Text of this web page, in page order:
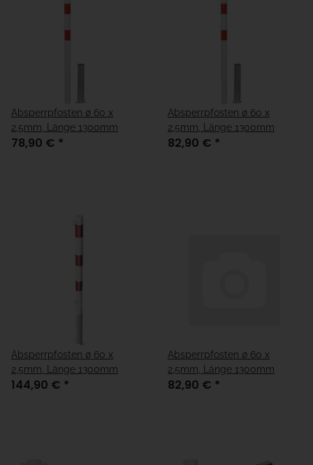
Absperrpfosten ø 60 x
2,5mm, Länge 1300mm
78,90 € *
Absperrpfosten ø 60 x
2,5mm, Länge 1300mm
82,90 € *
Absperrpfosten ø 60 x
2,5mm, Länge 1300mm
144,90 € *
Absperrpfosten ø 60 x
2,5mm, Länge 1300mm
82,90 € *